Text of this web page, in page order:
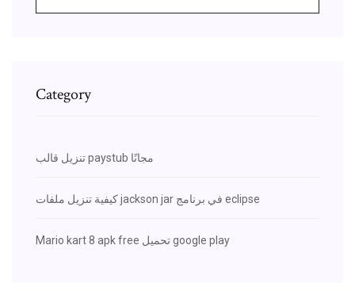
Category
تنزيل قالب paystub مجانًا
كيفية تنزيل ملفات jackson jar في برنامج eclipse
Mario kart 8 apk free تحميل google play